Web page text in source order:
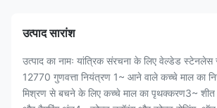
उत्पाद सारांश
उत्पाद का नामः यांत्रिक संरचना के लिए वेल्डेड
12770 गुणवत्ता नियंत्रण 1~ आने वाले कच्चे माल का
मिश्रण से बचने के लिए कच्चे माल का पृथक्करण3~ शीत